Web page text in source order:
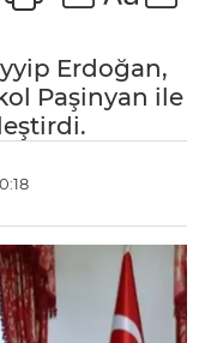
Erdoğan,
Paşinyan ile